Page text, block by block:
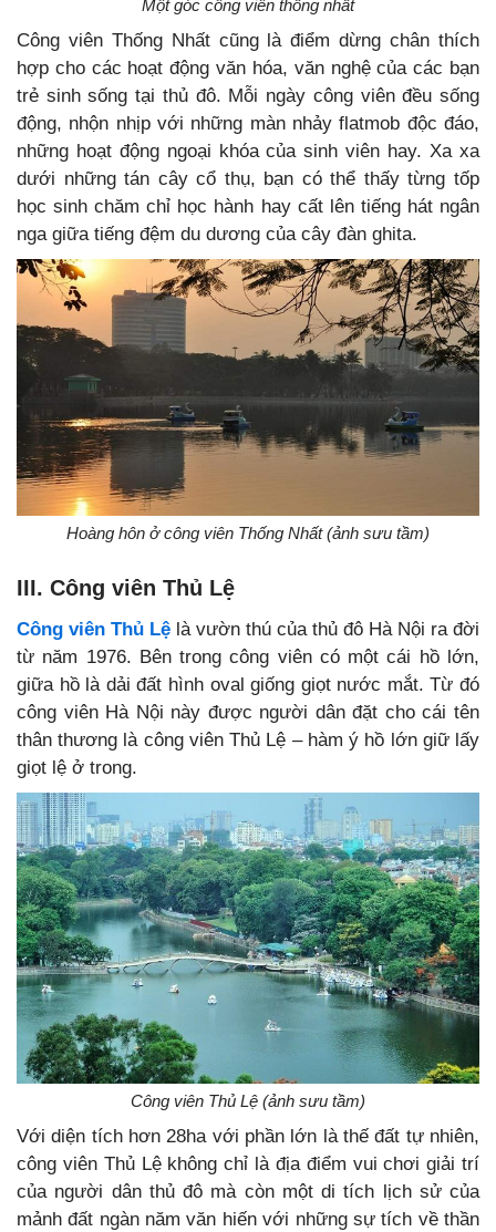
Một góc công viên thống nhất
Công viên Thống Nhất cũng là điểm dừng chân thích
hợp cho các hoạt động văn hóa, văn nghệ của các bạn
trẻ sinh sống tại thủ đô. Mỗi ngày công viên đều sống
động, nhộn nhịp với những màn nhảy flatmob độc đáo,
những hoạt động ngoại khóa của sinh viên hay. Xa xa
dưới những tán cây cổ thụ, bạn có thể thấy từng tốp
học sinh chăm chỉ học hành hay cất lên tiếng hát ngân
nga giữa tiếng đệm du dương của cây đàn ghita.
Hoàng hôn ở công viên Thống Nhất (ảnh sưu tầm)
III. Công viên Thủ Lệ
Công viên Thủ Lệ là vườn thú của thủ đô Hà Nội ra đời
từ năm 1976. Bên trong công viên có một cái hồ lớn,
giữa hồ là dải đất hình oval giống giọt nước mắt. Từ đó
công viên Hà Nội này được người dân đặt cho cái tên
thân thương là công viên Thủ Lệ – hàm ý hồ lớn giữ lấy
giọt lệ ở trong.
Công viên Thủ Lệ (ảnh sưu tầm)
Với diện tích hơn 28ha với phần lớn là thế đất tự nhiên,
công viên Thủ Lệ không chỉ là địa điểm vui chơi giải trí
của người dân thủ đô mà còn một di tích lịch sử của
mảnh đất ngàn năm văn hiến với những sự tích về thần